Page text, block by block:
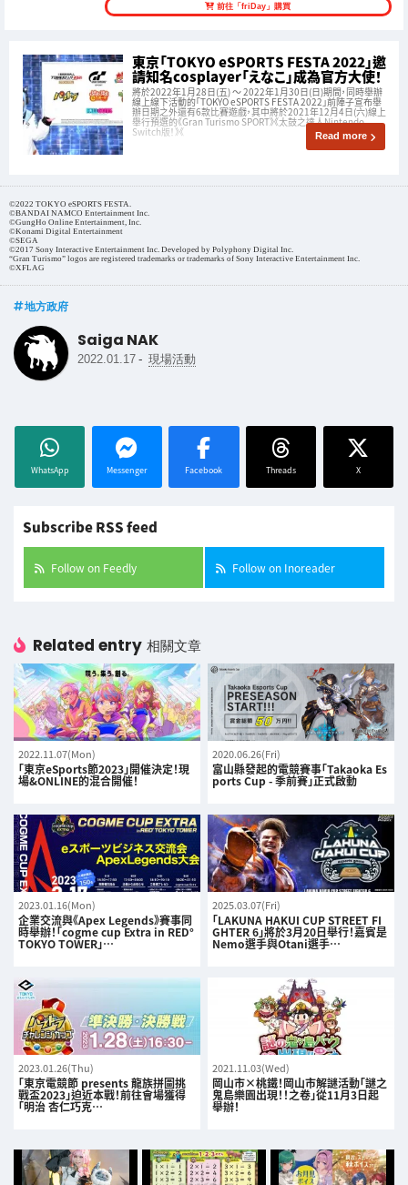
前往「friDay」購買
東京「TOKYO eSPORTS FESTA 2022」邀
請知名cosplayer「えなこ」成為官方大使！
將於2022年1月28日(五) ～ 2022年1月30日(日)期間，同時舉辦
線上線下活動的「TOKYO eSPORTS FESTA 2022」前陣子宣布舉
辦日期之外還有6款比賽遊戲，其中將於2021年12月4日(六)線上
舉行預選的《Gran Turismo SPORT》《太鼓之達人Nintendo
Switch版！》《 Read more
©2022 TOKYO eSPORTS FESTA.
©BANDAI NAMCO Entertainment Inc.
©GungHo Online Entertainment, Inc.
©Konami Digital Entertainment
©SEGA
©2017 Sony Interactive Entertainment Inc. Developed by Polyphony Digital Inc.
“Gran Turismo” logos are registered trademarks or trademarks of Sony Interactive Entertainment Inc.
©XFLAG
地方政府
Saiga NAK
2022.01.17 - 現場活動
WhatsApp Messenger Facebook Threads X
Subscribe RSS feed
Follow on Feedly Follow on Inoreader
Related entry 相關文章
2022.11.07(Mon)
「東京eSports節2023」開催決定！現
場&ONLINE的混合開催！
2020.06.26(Fri)
富山縣發起的電競賽事「Takaoka Es
ports Cup - 季前賽」正式啟動
2023.01.16(Mon)
企業交流與《Apex Legends》賽事同
時舉辦！「cogme cup Extra in RED°
TOKYO TOWER」…
2025.03.07(Fri)
「LAKUNA HAKUI CUP STREET FI
GHTER 6」將於3月20日舉行！嘉賓是
Nemo選手與Otani選手…
2023.01.26(Thu)
「東京電競節 presents 龍族拼圖挑
戰盃2023」迫近本戰！前往會場獲得
「明治 杏仁巧克…
2021.11.03(Wed)
岡山市×桃鐵！岡山市解謎活動「謎之
鬼島樂園出現！！之卷」從11月3日起
舉辦！